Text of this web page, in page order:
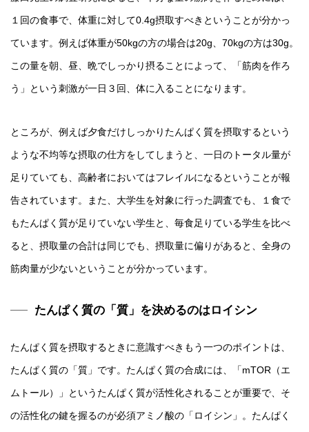
１回の食事で、体重に対して0.4g摂取すべきということが分かっ
ています。例えば体重が50kgの方の場合は20g、70kgの方は30g。
この量を朝、昼、晩でしっかり摂ることによって、「筋肉を作ろ
う」という刺激が一日３回、体に入ることになります。
ところが、例えば夕食だけしっかりたんぱく質を摂取するという
ような不均等な摂取の仕方をしてしまうと、一日のトータル量が
足りていても、高齢者においてはフレイルになるということが報
告されています。また、大学生を対象に行った調査でも、１食で
もたんぱく質が足りていない学生と、毎食足りている学生を比べ
ると、摂取量の合計は同じでも、摂取量に偏りがあると、全身の
筋肉量が少ないということが分かっています。
たんぱく質の「質」を決めるのはロイシン
たんぱく質を摂取するときに意識すべきもう一つのポイントは、
たんぱく質の「質」です。たんぱく質の合成には、「mTOR（エ
ムトール）」というたんぱく質が活性化されることが重要で、そ
の活性化の鍵を握るのが必須アミノ酸の「ロイシン」。たんぱく